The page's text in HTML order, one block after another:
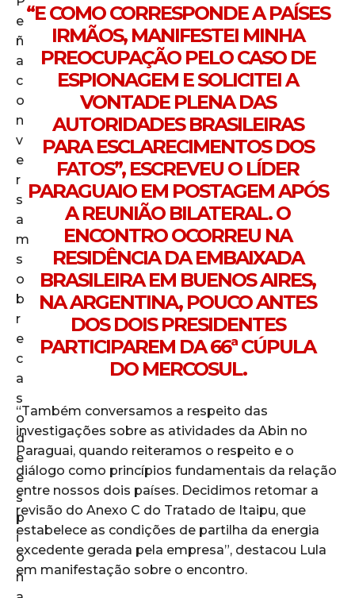
“E COMO CORRESPONDE A PAÍSES
IRMÃOS, MANIFESTEI MINHA
PREOCUPAÇÃO PELO CASO DE
ESPIONAGEM E SOLICITEI A
VONTADE PLENA DAS
AUTORIDADES BRASILEIRAS
PARA ESCLARECIMENTOS DOS
FATOS”, ESCREVEU O LÍDER
PARAGUAIO EM POSTAGEM APÓS
A REUNIÃO BILATERAL. O
ENCONTRO OCORREU NA
RESIDÊNCIA DA EMBAIXADA
BRASILEIRA EM BUENOS AIRES,
NA ARGENTINA, POUCO ANTES
DOS DOIS PRESIDENTES
PARTICIPAREM DA 66ª CÚPULA
DO MERCOSUL.
“Também conversamos a respeito das
investigações sobre as atividades da Abin no
Paraguai, quando reiteramos o respeito e o
diálogo como princípios fundamentais da relação
entre nossos dois países. Decidimos retomar a
revisão do Anexo C do Tratado de Itaipu, que
estabelece as condições de partilha da energia
excedente gerada pela empresa”, destacou Lula
em manifestação sobre o encontro.